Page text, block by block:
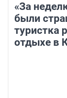
«За
были
туристка
отдыхе в